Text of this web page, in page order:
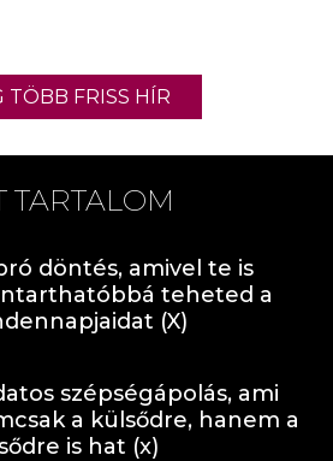
TÖBB FRISS HÍR
TARTALOM
döntés, amivel te is
teheted a
(X)
szépségápolás, ami
a külsődre, hanem a
is hat (x)